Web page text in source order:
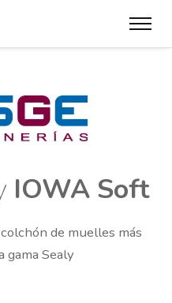
IOWA Soft
de muelles más
gama Sealy